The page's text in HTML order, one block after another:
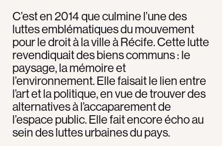
C’est en 2014 que culmine l’une des
luttes emblématiques du mouvement
pour le droit à la ville à Récife. Cette lutte
revendiquait des biens communs : le
paysage, la mémoire et
l’environnement. Elle faisait le lien entre
l’art et la politique, en vue de trouver des
alternatives à l’accaparement de
l’espace public. Elle fait encore écho au
sein des luttes urbaines du pays.